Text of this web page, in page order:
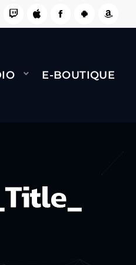
BERNARD MINET - FLY
E-BOUTIQUE